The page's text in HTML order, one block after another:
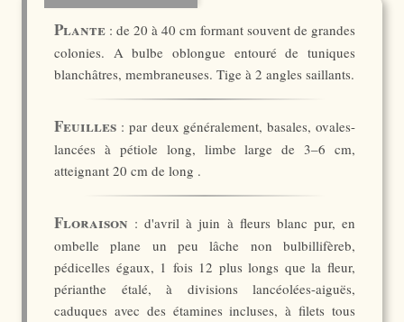
Plante : de 20 à 40 cm formant souvent de grandes
colonies. A bulbe oblongue entouré de tuniques
blanchâtres, membraneuses. Tige à 2 angles saillants.
Feuilles : par deux généralement, basales, ovales-
lancées à pétiole long, limbe large de 3–6 cm,
atteignant 20 cm de long .
Floraison : d'avril à juin à fleurs blanc pur, en
ombelle plane un peu lâche non bulbillifèreb,
pédicelles égaux, 1 fois 12 plus longs que la fleur,
périanthe étalé, à divisions lancéolées-aiguës,
caduques avec des étamines incluses, à filets tous